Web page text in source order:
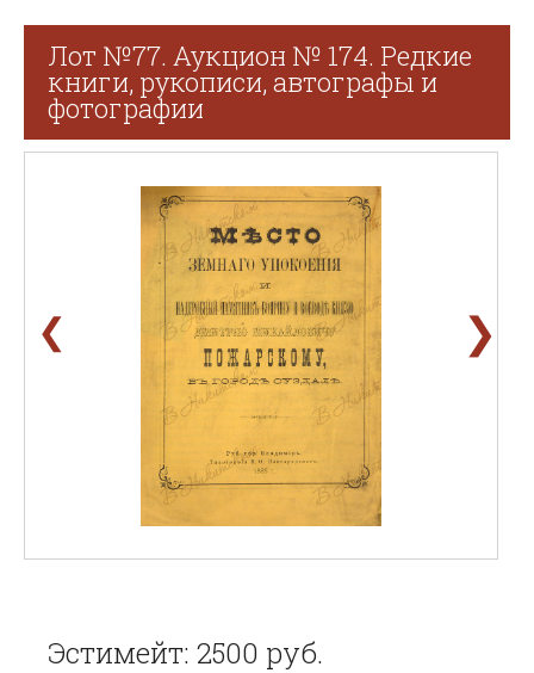
Лот №77. Аукцион № 174. Редкие
книги, рукописи, автографы и
фотографии
❮ ❯
Эстимейт: 2500 руб.